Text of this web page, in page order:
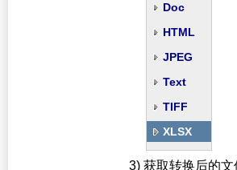
Doc
HTML
JPEG
Text
TIFF
XLSX
3) 获取转换后的文